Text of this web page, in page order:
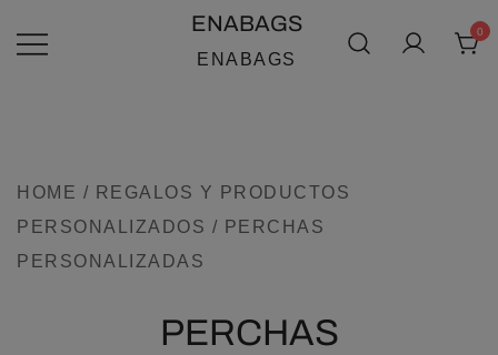
AL
ENABAGS
ENABAGS
0
HOME / REGALOS Y PRODUCTOS
PERSONALIZADOS / PERCHAS
PERSONALIZADAS
PERCHAS